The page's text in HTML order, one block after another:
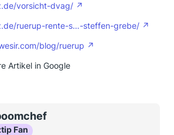
vorsicht-dvag/
ruerup-rente-s…-steffen-grebe/
blog/ruerup
Artikel in Google
Fan